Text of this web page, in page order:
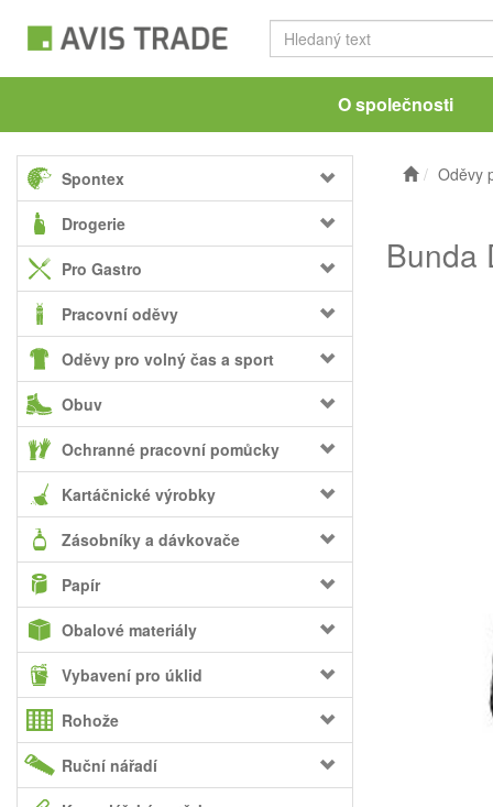
O společnosti
Spontex
Drogerie
Pro Gastro
Pracovní oděvy
Oděvy pro volný čas a sport
Obuv
Ochranné pracovní pomůcky
Kartáčnické výrobky
Zásobníky a dávkovače
Papír
Obalové materiály
Vybavení pro úklid
Rohože
Ruční nářadí
Oděvy
Bunda